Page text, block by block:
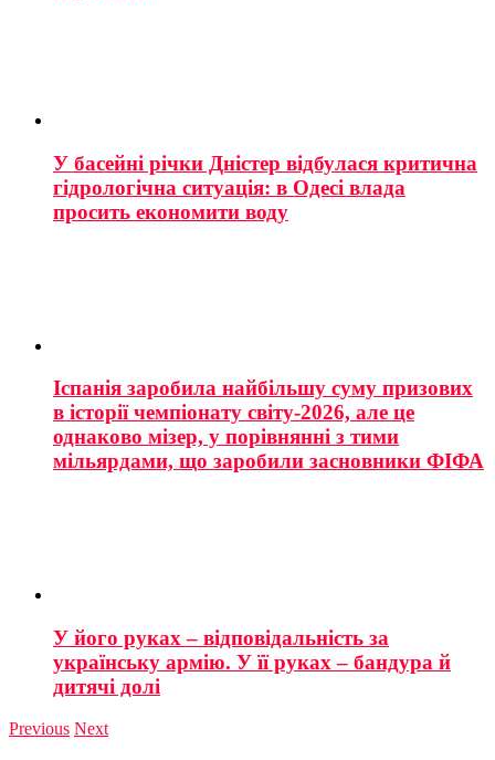
У басейні річки Дністер відбулася критична
гідрологічна ситуація: в Одесі влада
просить економити воду
Іспанія заробила найбільшу суму призових
в історії чемпіонату світу-2026, але це
однаково мізер, у порівнянні з тими
мільярдами, що заробили засновники ФІФА
У його руках – відповідальність за
українську армію. У її руках – бандура й
дитячі долі
Previous Next